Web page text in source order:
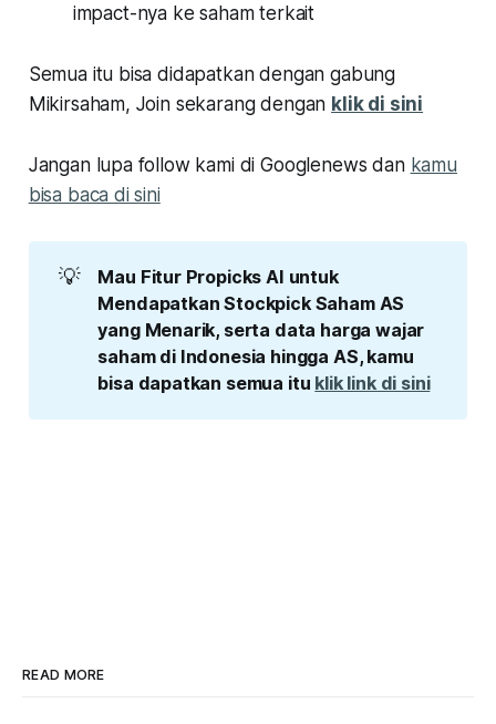
impact-nya ke saham terkait
Semua itu bisa didapatkan dengan gabung
Mikirsaham, Join sekarang dengan klik di sini
Jangan lupa follow kami di Googlenews dan kamu
bisa baca di sini
💡
Mau Fitur Propicks AI untuk
Mendapatkan Stockpick Saham AS
yang Menarik, serta data harga wajar
saham di Indonesia hingga AS, kamu
bisa dapatkan semua itu klik link di sini
READ MORE